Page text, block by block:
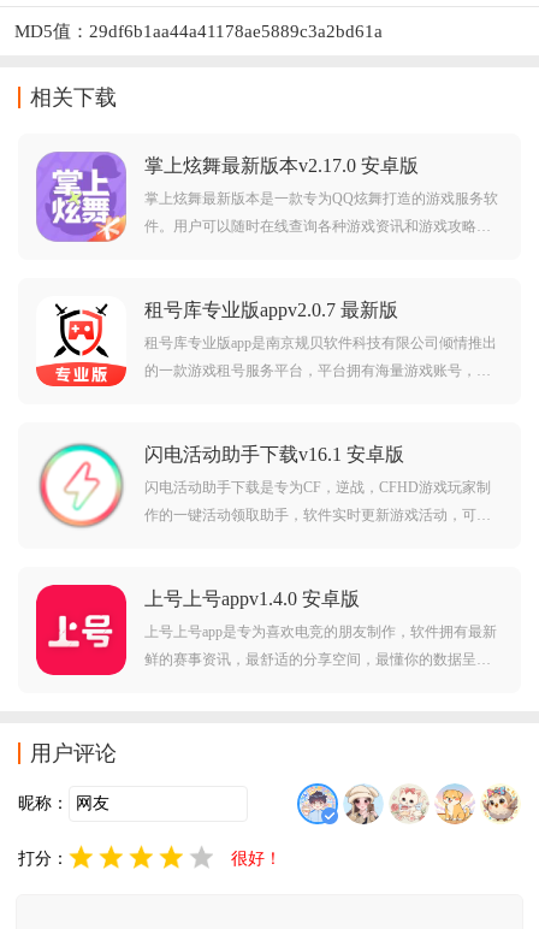
MD5值：29df6b1aa44a41178ae5889c3a2bd61a
相关下载
掌上炫舞最新版本v2.17.0 安卓版
掌上炫舞最新版本是一款专为QQ炫舞打造的游戏服务软
件。用户可以随时在线查询各种游戏资讯和游戏攻略，
戏联合北京永航科技有限公司出品的客户端游戏移动服
务软件
租号库专业版appv2.0.7 最新版
租号库专业版app是南京规贝软件科技有限公司倾情推出
的一款游戏租号服务平台，平台拥有海量游戏账号，支
的朋友欢迎前来下载使用。
闪电活动助手下载v16.1 安卓版
闪电活动助手下载是专为CF，逆战，CFHD游戏玩家制
作的一键活动领取助手，软件实时更新游戏活动，可以
上号上号appv1.4.0 安卓版
上号上号app是专为喜欢电竞的朋友制作，软件拥有最新
鲜的赛事资讯，最舒适的分享空间，最懂你的数据呈
用户评论
昵称：
打分： 很好！